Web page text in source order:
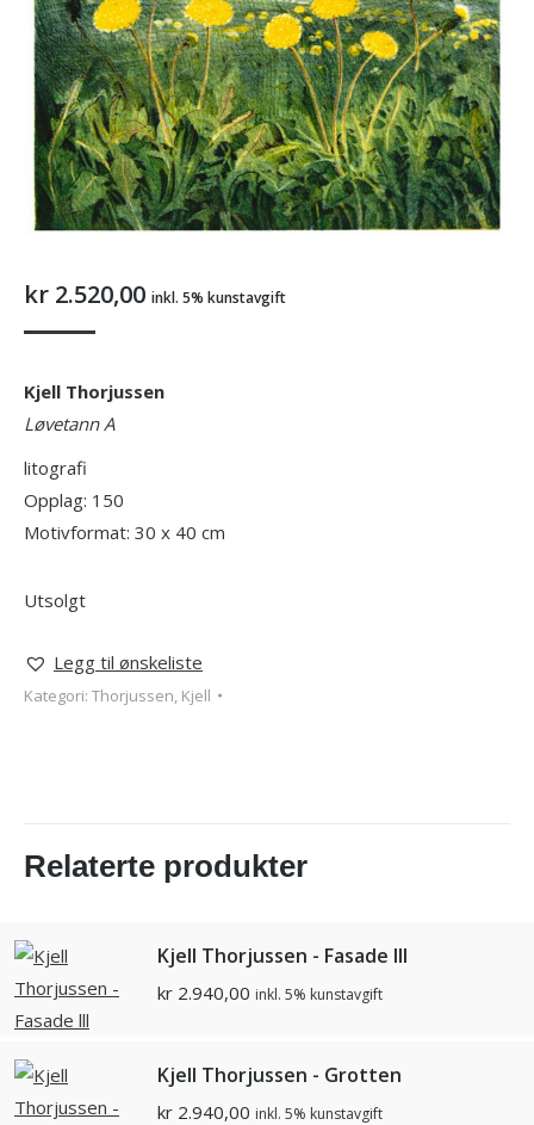
kr 2.520,00 inkl. 5% kunstavgift
Kjell Thorjussen
Løvetann A
litografi
Opplag: 150
Motivformat: 30 x 40 cm
Utsolgt
Legg til ønskeliste
Kategori: Thorjussen, Kjell
Relaterte produkter
Kjell Thorjussen - Fasade lll
kr 2.940,00 inkl. 5% kunstavgift
Kjell Thorjussen - Grotten
kr 2.940,00 inkl. 5% kunstavgift